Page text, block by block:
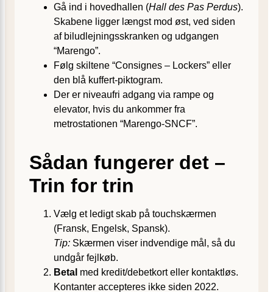
Gå ind i hovedhallen (Hall des Pas Perdus).
Skabene ligger længst mod øst, ved siden
af biludlejningsskranken og udgangen
“Marengo”.
Følg skiltene “Consignes – Lockers” eller
den blå kuffert-piktogram.
Der er niveaufri adgang via rampe og
elevator, hvis du ankommer fra
metrostationen “Marengo-SNCF”.
Sådan fungerer det –
Trin for trin
Vælg et ledigt skab på touchskærmen
(Fransk, Engelsk, Spansk).
Tip: Skærmen viser indvendige mål, så du
undgår fejlkøb.
Betal med kredit/debetkort eller kontaktløs.
Kontanter accepteres ikke siden 2022.